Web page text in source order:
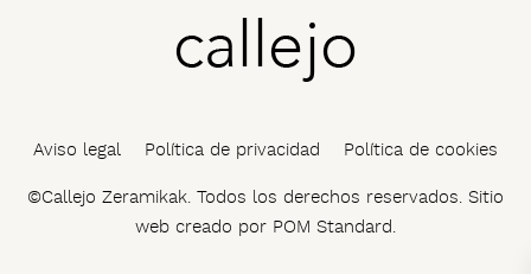
Aviso legal Política de privacidad Política de cookies
©Callejo Zeramikak. Todos los derechos reservados. Sitio
web creado por POM Standard.